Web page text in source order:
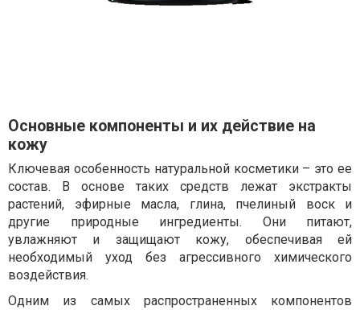
Основные компоненты и их действие на
кожу
Ключевая особенность натуральной косметики – это ее
состав. В основе таких средств лежат экстракты
растений, эфирные масла, глина, пчелиный воск и
другие природные ингредиенты. Они питают,
увлажняют и защищают кожу, обеспечивая ей
необходимый уход без агрессивного химического
воздействия.
Одним из самых распространенных компонентов